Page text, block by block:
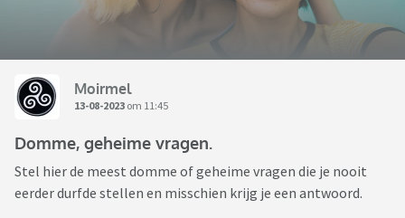
Moirmel
13-08-2023 om 11:45
Domme, geheime vragen.
Stel hier de meest domme of geheime vragen die je nooit
eerder durfde stellen en misschien krijg je een antwoord.